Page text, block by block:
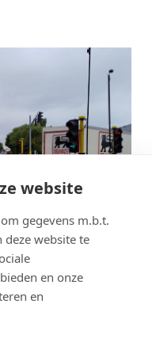
website
gegevens m.b.t.
deze website te
en onze
en